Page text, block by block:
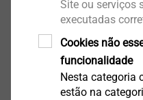
Site ou serviços
executadas
Cookies não
funcionalidade
Nesta categoria
estão na